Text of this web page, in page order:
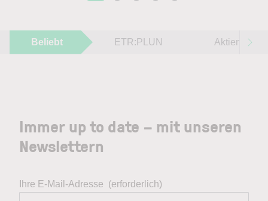
Beliebt ETR:PLUN Aktien im
Immer up to date – mit unseren
Newslettern
Ihre E-Mail-Adresse (erforderlich)